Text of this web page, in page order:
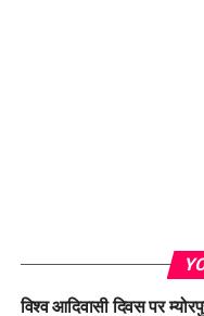
विश्व आदिवासी दिवस पर